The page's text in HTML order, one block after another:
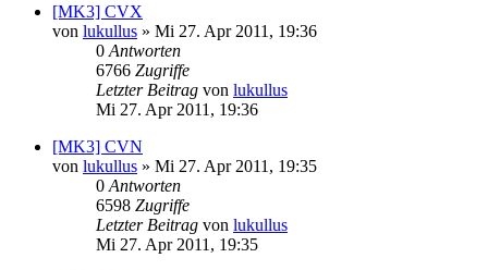
[MK3] CVX
von lukullus » Mi 27. Apr 2011, 19:36
0 Antworten
6766 Zugriffe
Letzter Beitrag von lukullus
Mi 27. Apr 2011, 19:36
[MK3] CVN
von lukullus » Mi 27. Apr 2011, 19:35
0 Antworten
6598 Zugriffe
Letzter Beitrag von lukullus
Mi 27. Apr 2011, 19:35